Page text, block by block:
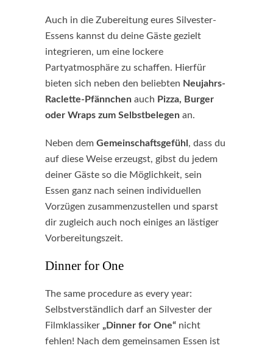
Auch in die Zubereitung eures Silvester-
Essens kannst du deine Gäste gezielt
integrieren, um eine lockere
Partyatmosphäre zu schaffen. Hierfür
bieten sich neben den beliebten Neujahrs-
Raclette-Pfännchen auch Pizza, Burger
oder Wraps zum Selbstbelegen an.
Neben dem Gemeinschaftsgefühl , dass du
auf diese Weise erzeugst, gibst du jedem
deiner Gäste so die Möglichkeit, sein
Essen ganz nach seinen individuellen
Vorzügen zusammenzustellen und sparst
dir zugleich auch noch einiges an lästiger
Vorbereitungszeit.
Dinner for One
The same procedure as every year:
Selbstverständlich darf an Silvester der
Filmklassiker „Dinner for One“ nicht
fehlen! Nach dem gemeinsamen Essen ist